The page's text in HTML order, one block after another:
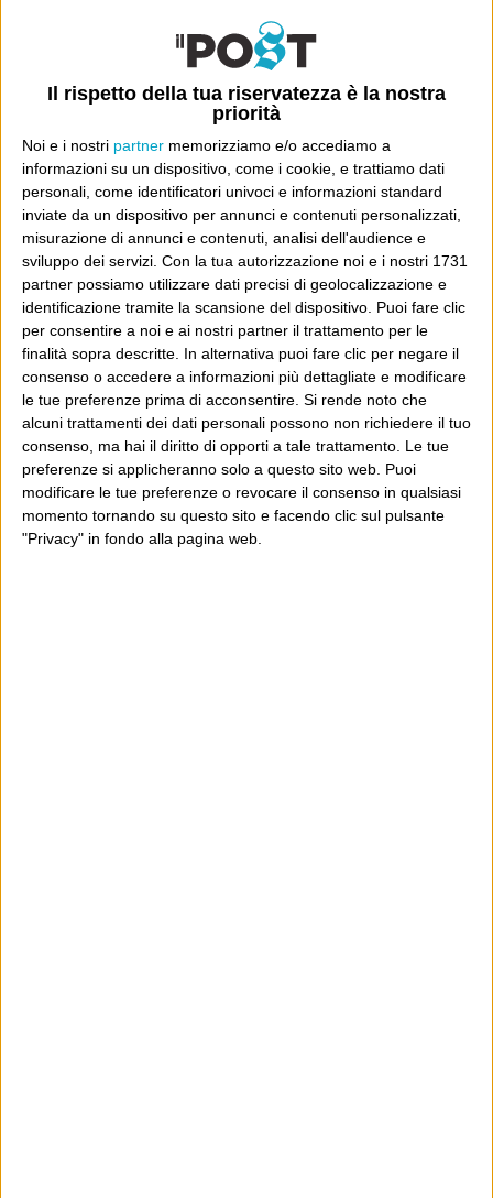
Il rispetto della tua riservatezza è la nostra
priorità
Noi e i nostri partner memorizziamo e/o accediamo a
informazioni su un dispositivo, come i cookie, e trattiamo dati
personali, come identificatori univoci e informazioni standard
inviate da un dispositivo per annunci e contenuti personalizzati,
misurazione di annunci e contenuti, analisi dell'audience e
sviluppo dei servizi. Con la tua autorizzazione noi e i nostri 1731
partner possiamo utilizzare dati precisi di geolocalizzazione e
identificazione tramite la scansione del dispositivo. Puoi fare clic
per consentire a noi e ai nostri partner il trattamento per le
finalità sopra descritte. In alternativa puoi fare clic per negare il
consenso o accedere a informazioni più dettagliate e modificare
le tue preferenze prima di acconsentire. Si rende noto che
alcuni trattamenti dei dati personali possono non richiedere il tuo
consenso, ma hai il diritto di opporti a tale trattamento. Le tue
preferenze si applicheranno solo a questo sito web. Puoi
modificare le tue preferenze o revocare il consenso in qualsiasi
momento tornando su questo sito e facendo clic sul pulsante
"Privacy" in fondo alla pagina web.
POST PRECEDENTE
Il privato è pubblico
POST SUCCESSIVO
And Papas
E per i regali di Natale